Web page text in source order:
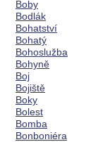
Boby
Bodlák
Bohatství
Bohatý
Bohoslužba
Bohyně
Boj
Bojiště
Boky
Bolest
Bomba
Bonboniéra